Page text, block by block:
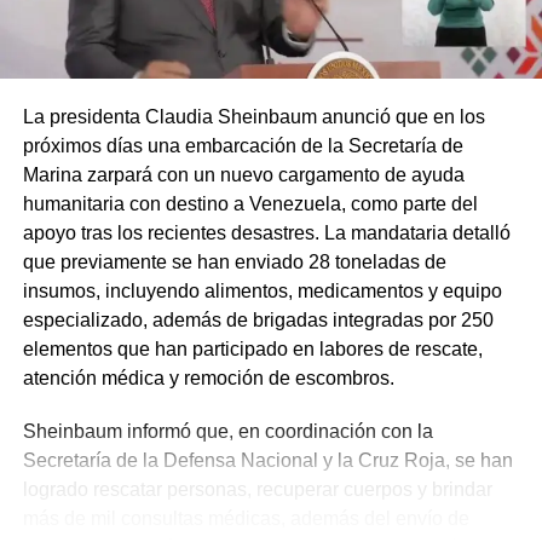
La presidenta Claudia Sheinbaum anunció que en los
próximos días una embarcación de la Secretaría de
Marina zarpará con un nuevo cargamento de ayuda
humanitaria con destino a Venezuela, como parte del
apoyo tras los recientes desastres. La mandataria detalló
que previamente se han enviado 28 toneladas de
insumos, incluyendo alimentos, medicamentos y equipo
especializado, además de brigadas integradas por 250
elementos que han participado en labores de rescate,
atención médica y remoción de escombros.
Sheinbaum informó que, en coordinación con la
Secretaría de la Defensa Nacional y la Cruz Roja, se han
logrado rescatar personas, recuperar cuerpos y brindar